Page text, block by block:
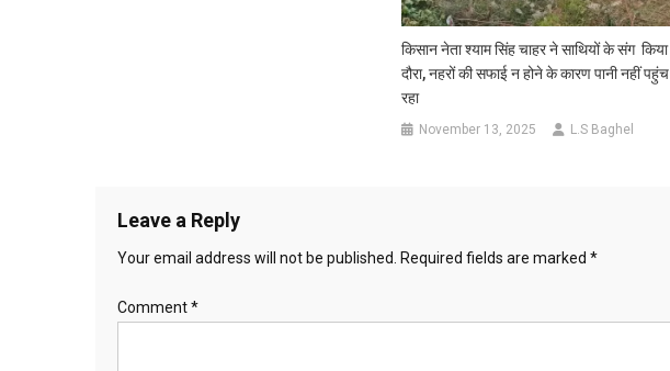
किसान नेता श्याम सिंह चाहर ने साथियों के संग किया
दौरा, नहरों की सफाई न होने के कारण पानी नहीं पहुंच
रहा
November 13, 2025 L.S Baghel
Leave a Reply
Your email address will not be published. Required fields are marked *
Comment*